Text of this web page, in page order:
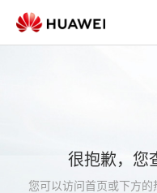
很抱歉，您
您可以访问首页或下方的